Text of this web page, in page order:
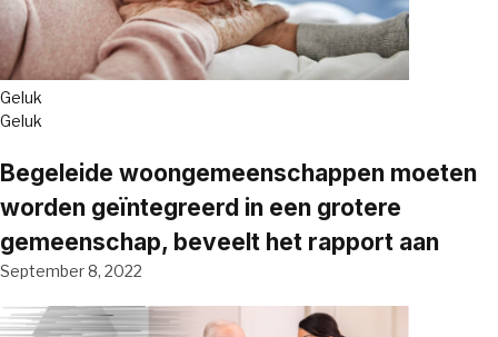
Geluk
Geluk
Begeleide woongemeenschappen moeten
worden geïntegreerd in een grotere
gemeenschap, beveelt het rapport aan
September 8, 2022